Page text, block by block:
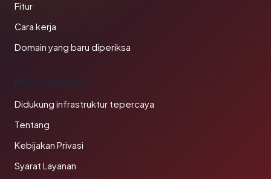
Fitur
Cara kerja
Domain yang baru diperiksa
PERUSAHAAN
Didukung infrastruktur tepercaya
Tentang
Kebijakan Privasi
Syarat Layanan